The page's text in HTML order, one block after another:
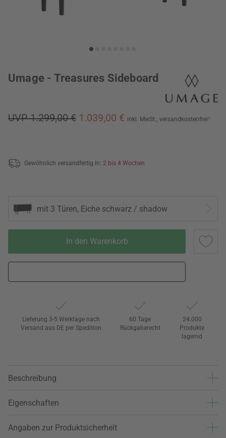
Umage - Treasures Sideboard
UVP 1.299,00 € 1.039,00 € inkl. MwSt., versandkostenfrei*
Gewöhnlich versandfertig in: 2 bis 4 Wochen
mit 3 Türen, Eiche schwarz / shadow
In den Warenkorb
Lieferung 3-5 Werktage nach
Versand aus DE per Spedition
60 Tage
Rückgaberecht
24.000
Produkte
lagernd
Beschreibung
Eigenschaften
Angaben zur Produktsicherheit